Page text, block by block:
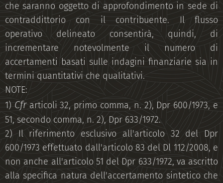
che saranno oggetto di approfondimento in sede di
contraddittorio con il contribuente. Il flusso
operativo delineato consentirà, quindi, di
incrementare notevolmente il numero di
accertamenti basati sulle indagini finanziarie sia in
termini quantitativi che qualitativi.
NOTE:
1) Cfrarticoli 32, primo comma, n. 2), Dpr 600/1973, e
51, secondo comma, n. 2), Dpr 633/1972.
2) Il riferimento esclusivo all'articolo 32 del Dpr
600/1973 effettuato dall'articolo 83 del Dl 112/2008, e
non anche all'articolo 51 del Dpr 633/1972, va ascritto
alla specifica natura dell'accertamento sintetico che